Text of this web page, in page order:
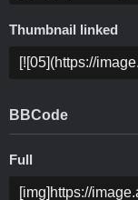
Thumbnail linked
BBCode
Full